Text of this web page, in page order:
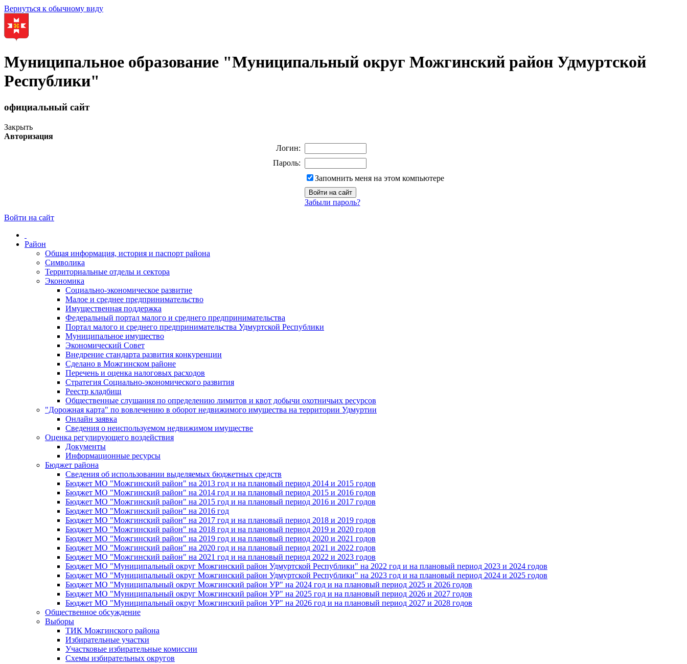
Вернуться к обычному виду
Муниципальное образование "Муниципальный округ Можгинский район Удмуртской
Республики"
официальный сайт
Закрыть
Авторизация
Логин:
Пароль:
Запомнить меня на этом компьютере
Забыли пароль?
Войти на сайт
Район
Общая информация, история и паспорт района
Символика
Территориальные отделы и сектора
Экономика
Социально-экономическое развитие
Малое и среднее предпринимательство
Имущественная поддержка
Федеральный портал малого и среднего предпринимательства
Портал малого и среднего предпринимательства Удмуртской Республики
Муниципальное имущество
Экономический Совет
Внедрение стандарта развития конкуренции
Сделано в Можгинском районе
Перечень и оценка налоговых расходов
Стратегия Социально-экономического развития
Реестр кладбищ
Общественные слушания по определению лимитов и квот добычи охотничьих ресурсов
"Дорожная карта" по вовлечению в оборот недвижимого имущества на территории Удмуртии
Онлайн заявка
Сведения о неиспользуемом недвижимом имуществе
Оценка регулирующего воздействия
Документы
Информационные ресурсы
Бюджет района
Сведения об использовании выделяемых бюджетных средств
Бюджет МО "Можгинский район" на 2013 год и на плановый период 2014 и 2015 годов
Бюджет МО "Можгинский район" на 2014 год и на плановый период 2015 и 2016 годов
Бюджет МО "Можгинский район" на 2015 год и на плановый период 2016 и 2017 годов
Бюджет МО "Можгинский район" на 2016 год
Бюджет МО "Можгинский район" на 2017 год и на плановый период 2018 и 2019 годов
Бюджет МО "Можгинский район" на 2018 год и на плановый период 2019 и 2020 годов
Бюджет МО "Можгинский район" на 2019 год и на плановый период 2020 и 2021 годов
Бюджет МО "Можгинский район" на 2020 год и на плановый период 2021 и 2022 годов
Бюджет МО "Можгинский район" на 2021 год и на плановый период 2022 и 2023 годов
Бюджет МО "Муниципальный округ Можгинский район Удмуртской Республики" на 2022 год и на плановый период 2023 и 2024 годов
Бюджет МО "Муниципальный округ Можгинский район Удмуртской Республики" на 2023 год и на плановый период 2024 и 2025 годов
Бюджет МО "Муниципальный округ Можгинский район УР" на 2024 год и на плановый период 2025 и 2026 годов
Бюджет МО "Муниципальный округ Можгинский район УР" на 2025 год и на плановый период 2026 и 2027 годов
Бюджет МО "Муниципальный округ Можгинский район УР" на 2026 год и на плановый период 2027 и 2028 годов
Общественное обсуждение
Выборы
ТИК Можгинского района
Избирательные участки
Участковые избирательные комиссии
Схемы избирательных округов